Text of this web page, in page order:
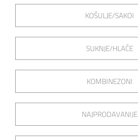
KOŠULJE/SAKOI
SUKNJE/HLAČE
KOMBINEZONI
NAJPRODAVANIJE